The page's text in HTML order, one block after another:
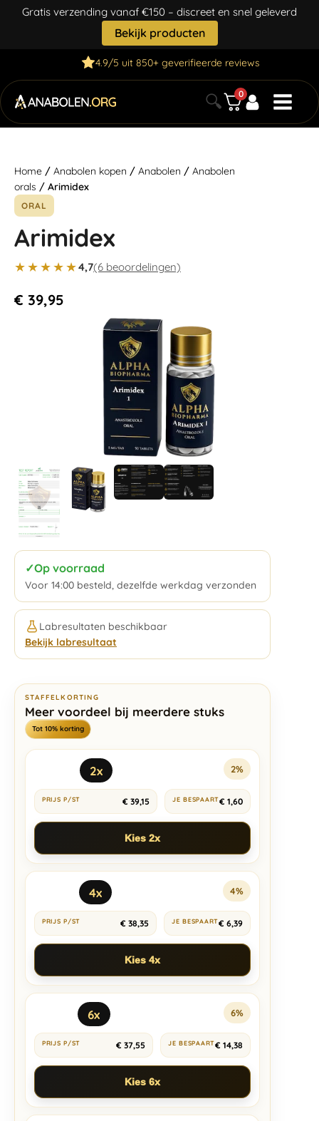
Gratis verzending vanaf €150 – discreet en snel geleverd
Bekijk producten
4.9/5 uit 850+ geverifieerde reviews
🔍 0
Home / Anabolen kopen / Anabolen / Anabolen
orals / Arimidex
ORAL
Arimidex
★★★★★4,7(6 beoordelingen)
€ 39,95
✓Op voorraad
Voor 14:00 besteld, dezelfde werkdag verzonden
Labresultaten beschikbaar
Bekijk labresultaat
STAFFELKORTING
Meer voordeel bij meerdere stuks
Tot 10% korting
2x 2%
€ 39,15 € 1,60
Kies 2x
4x 4%
€ 38,35 € 6,39
Kies 4x
6x 6%
€ 37,55 € 14,38
Kies 6x